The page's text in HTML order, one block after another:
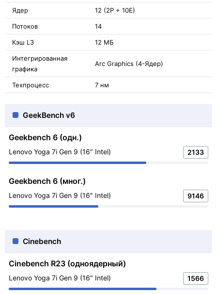
Ядер 12 (2P + 10E)
Потоков 14
Кэш L3 12 МБ
Интегрированная
графика
Arc Graphics (4-Ядер)
Техпроцесс 7 нм
GeekBench v6
Geekbench 6 (одн.)
Lenovo Yoga 7i Gen 9 (16″ Intel) 2133
Geekbench 6 (мног.)
Lenovo Yoga 7i Gen 9 (16″ Intel) 9146
Cinebench
Cinebench R23 (одноядерный)
Lenovo Yoga 7i Gen 9 (16″ Intel) 1566